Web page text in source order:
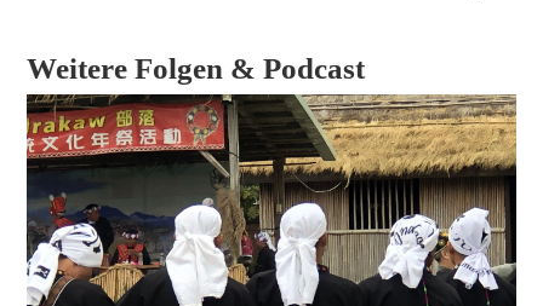
Weitere Folgen & Podcast